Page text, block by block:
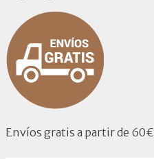
Envíos gratis a partir de 60€